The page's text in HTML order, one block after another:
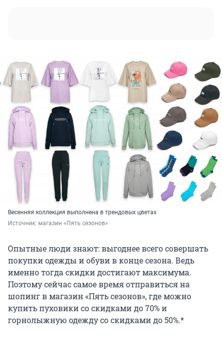
Весенняя коллекция выполнена в трендовых цветах
Источник: магазин «Пять сезонов»
Опытные люди знают: выгоднее всего совершать
покупки одежды и обуви в конце сезона. Ведь
именно тогда скидки достигают максимума.
Поэтому сейчас самое время отправиться на
шопинг в магазин «Пять сезонов», где можно
купить пуховики со скидками до 70% и
горнолыжную одежду со скидками до 50%.*